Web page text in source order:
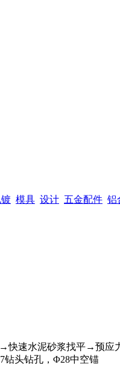
模具 设计 五金配件 铝
快速水泥砂浆找平→预
钻头钻孔，Φ28中空锚